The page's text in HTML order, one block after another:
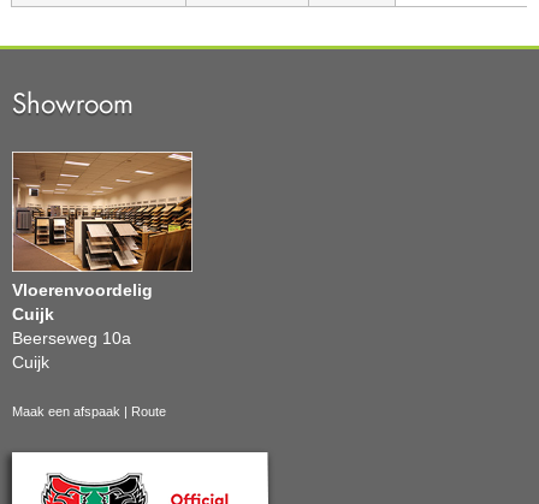
Showroom
Vloerenvoordelig
Cuijk
Beerseweg 10a
Cuijk
Maak een afspaak Route